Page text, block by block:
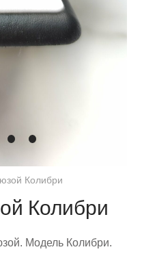
Колибри
Колибри
Модель Колибри.